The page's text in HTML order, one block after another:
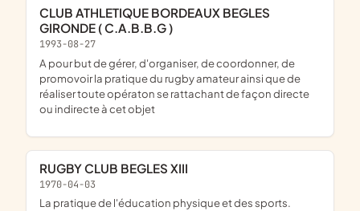
CLUB ATHLETIQUE BORDEAUX BEGLES
GIRONDE ( C.A.B.B.G )
1993-08-27
a pour but de gérer, d'organiser, de coordonner, de
promovoir la pratique du rugby amateur ainsi que de
réaliser toute opératon se rattachant de façon directe
ou indirecte à cet objet
RUGBY CLUB BEGLES XIII
1970-04-03
la pratique de l'éducation physique et des sports.